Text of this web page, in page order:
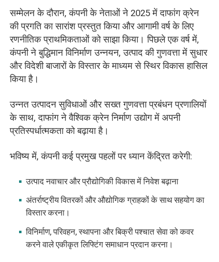
सम्मेलन के दौरान, कंपनी के नेताओं ने 2025 में दाफांग क्रेन
की प्रगति का सारांश प्रस्तुत किया और आगामी वर्ष के लिए
रणनीतिक प्राथमिकताओं को साझा किया। पिछले एक वर्ष में,
कंपनी ने बुद्धिमान विनिर्माण उन्नयन, उत्पाद की गुणवत्ता में सुधार
और विदेशी बाजारों के विस्तार के माध्यम से स्थिर विकास हासिल
किया है।
उन्नत उत्पादन सुविधाओं और सख्त गुणवत्ता प्रबंधन प्रणालियों
के साथ, दाफांग ने वैश्विक क्रेन निर्माण उद्योग में अपनी
प्रतिस्पर्धात्मकता को बढ़ाया है।
भविष्य में, कंपनी कई प्रमुख पहलों पर ध्यान केंद्रित करेगी:
उत्पाद नवाचार और प्रौद्योगिकी विकास में निवेश बढ़ाना
अंतर्राष्ट्रीय वितरकों और औद्योगिक ग्राहकों के साथ सहयोग का
विस्तार करना।
विनिर्माण, परिवहन, स्थापना और बिक्री पश्चात सेवा को कवर
करने वाले एकीकृत लिफ्टिंग समाधान प्रदान करना।